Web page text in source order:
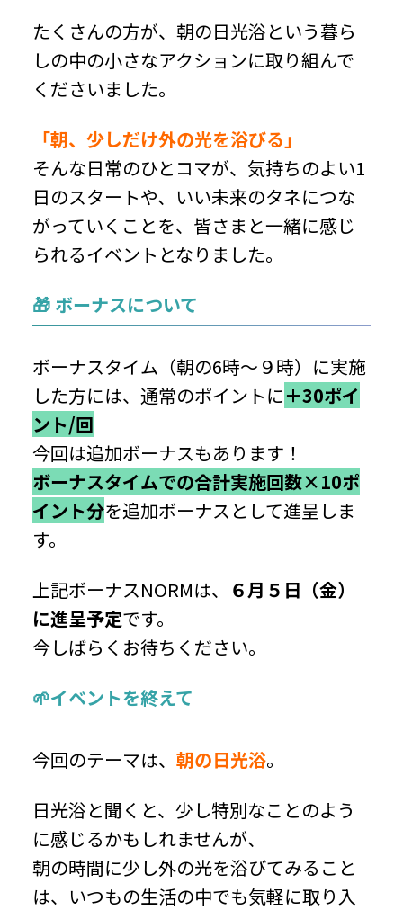
たくさんの方が、朝の日光浴という暮ら
しの中の小さなアクションに取り組んで
くださいました。
「朝、少しだけ外の光を浴びる」
そんな日常のひとコマが、気持ちのよい1
日のスタートや、いい未来のタネにつな
がっていくことを、皆さまと一緒に感じ
られるイベントとなりました。
🎁 ボーナスについて
ボーナスタイム（朝の6時～９時）に実施
した方には、通常のポイントに＋30ポイ
ント/回
今回は追加ボーナスもあります！
ボーナスタイムでの合計実施回数×10ポ
イント分を追加ボーナスとして進呈しま
す。
上記ボーナスNORMは、 ６月５日（金）
に進呈予定です。
今しばらくお待ちください。
🌱イベントを終えて
今回のテーマは、 朝の日光浴。
日光浴と聞くと、少し特別なことのよう
に感じるかもしれませんが、
朝の時間に少し外の光を浴びてみること
は、いつもの生活の中でも気軽に取り入